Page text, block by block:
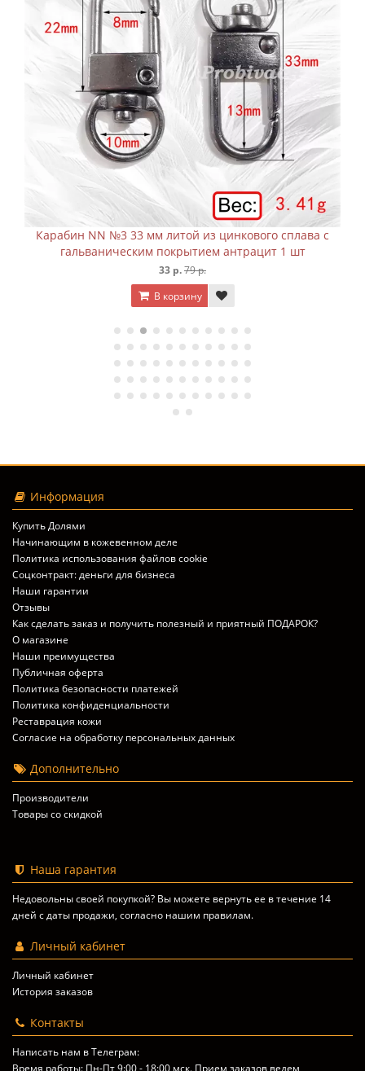
Карабин NN №3 33 мм литой из цинкового сплава с
гальваническим покрытием антрацит 1 шт
33 р.79 р.
В корзину
Информация
Купить Долями
Начинающим в кожевенном деле
Политика использования файлов cookie
Соцконтракт: деньги для бизнеса
Наши гарантии
Отзывы
Как сделать заказ и получить полезный и приятный ПОДАРОК?
О магазине
Наши преимущества
Публичная оферта
Политика безопасности платежей
Политика конфиденциальности
Реставрация кожи
Согласие на обработку персональных данных
Дополнительно
Производители
Товары со скидкой
Наша гарантия
Недовольны своей покупкой? Вы можете вернуть ее в течение 14
дней с даты продажи, согласно нашим правилам.
Личный кабинет
Личный кабинет
История заказов
Контакты
Написать нам в Телеграм:
Время работы: Пн-Пт 9:00 - 18:00 мск. Прием заказов ведем